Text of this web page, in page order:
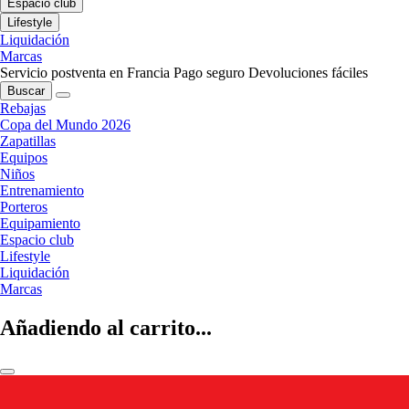
Espacio club
Lifestyle
Liquidación
Marcas
Servicio postventa en Francia Pago seguro Devoluciones fáciles
Buscar
Rebajas
Copa del Mundo 2026
Zapatillas
Equipos
Niños
Entrenamiento
Porteros
Equipamiento
Espacio club
Lifestyle
Liquidación
Marcas
Añadiendo al carrito...